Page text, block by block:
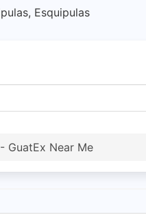
Esquipulas
GuatEx Near Me